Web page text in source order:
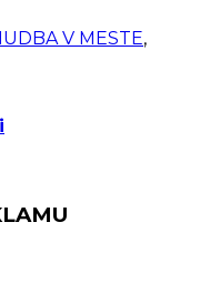
V MESTE,